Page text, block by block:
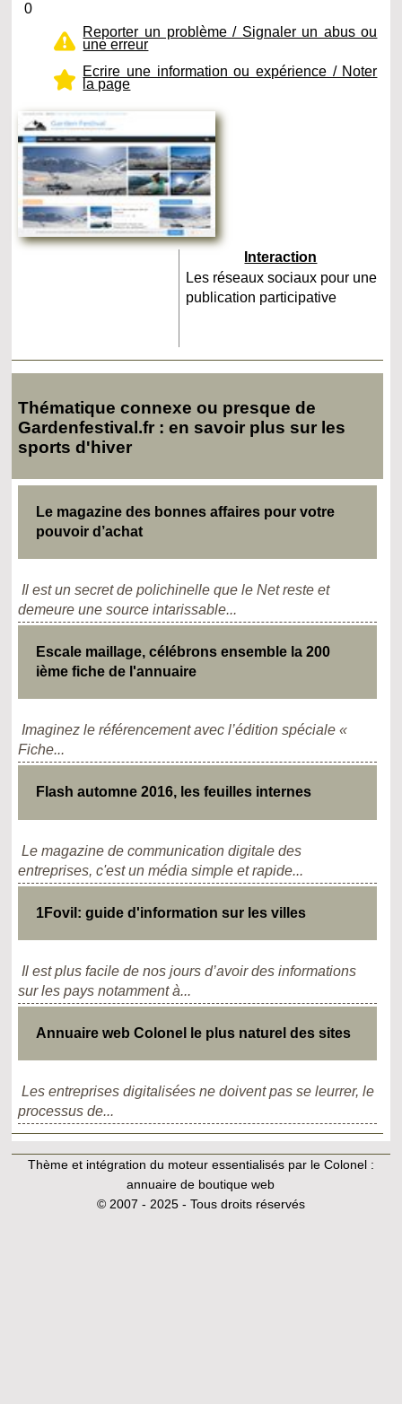
0
Reporter un problème / Signaler un abus ou
une erreur
Ecrire une information ou expérience / Noter
la page
Interaction
Les réseaux sociaux pour une
publication participative
Thématique connexe ou presque de
Gardenfestival.fr : en savoir plus sur les
sports d'hiver
Le magazine des bonnes affaires pour votre
pouvoir d’achat
Il est un secret de polichinelle que le Net reste et
demeure une source intarissable...
Escale maillage, célébrons ensemble la 200
ième fiche de l'annuaire
Imaginez le référencement avec l’édition spéciale «
Fiche...
Flash automne 2016, les feuilles internes
Le magazine de communication digitale des
entreprises, c'est un média simple et rapide...
1Fovil: guide d'information sur les villes
Il est plus facile de nos jours d’avoir des informations
sur les pays notamment à...
Annuaire web Colonel le plus naturel des sites
Les entreprises digitalisées ne doivent pas se leurrer, le
processus de...
Thème et intégration du moteur essentialisés par le Colonel :
annuaire de boutique web
© 2007 - 2025 - Tous droits réservés